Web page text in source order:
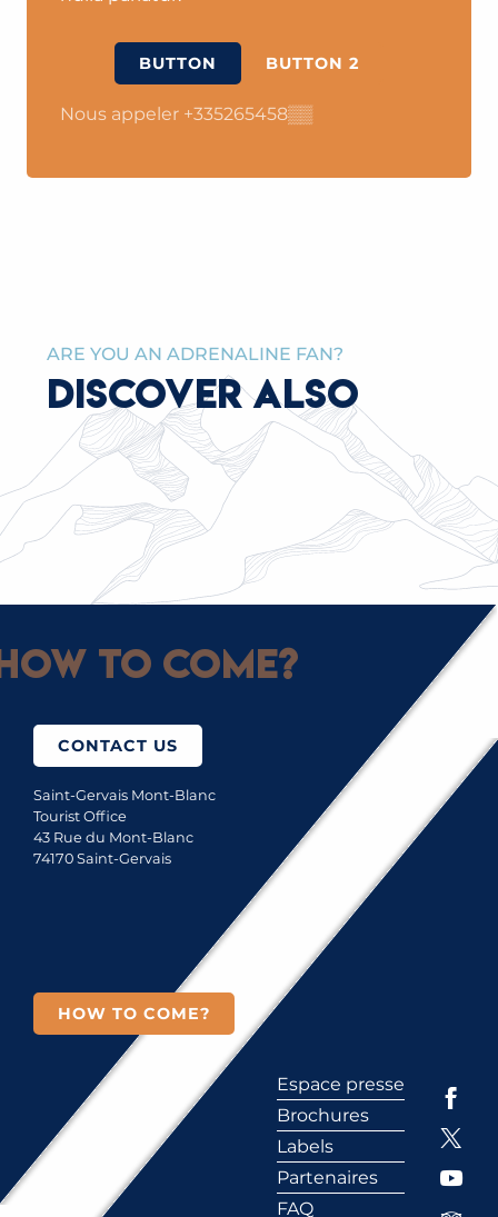
BUTTON BUTTON 2
Nous appeler +335265458▒▒
ARE YOU AN ADRENALINE FAN?
DISCOVER ALSO
BIRTHS, MARRIAGES, DEATHS AND CIVIL
SPONSORSHIPS
to come?
CONTACT US
Saint-Gervais Mont-Blanc
Tourist Office
43 Rue du Mont-Blanc
74170 Saint-Gervais
HOW TO COME?
Espace presse
Brochures
Labels
Partenaires
FAQ